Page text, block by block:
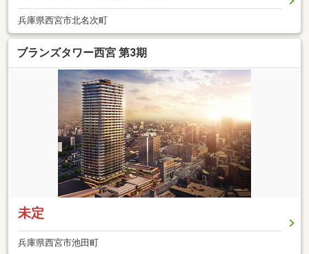
兵庫県西宮市北名次町
ブランズタワー西宮 第3期
未定
兵庫県西宮市池田町